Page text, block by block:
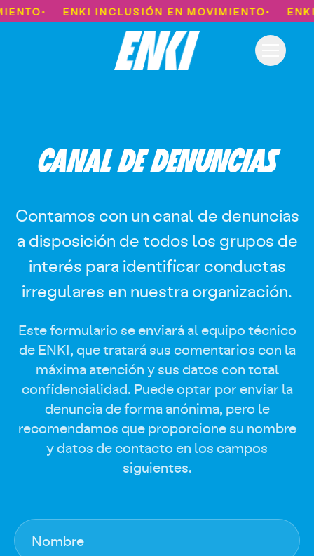
ENKI Inclusión en movimiento
• ENKI INCLUSIÓN EN MOVIMIENTO• ENKI
Toggle
CANAL DE DENUNCIAS
Contamos con un canal de denuncias
a disposición de todos los grupos de
interés para identificar conductas
irregulares en nuestra organización.
Este formulario se enviará al equipo técnico
de ENKI, que tratará sus comentarios con la
máxima atención y sus datos con total
confidencialidad. Puede optar por enviar la
denuncia de forma anónima, pero le
recomendamos que proporcione su nombre
y datos de contacto en los campos
siguientes.
Nombre